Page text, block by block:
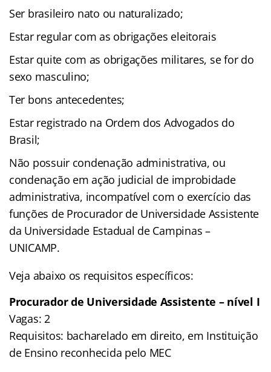
Ser brasileiro nato ou naturalizado;
Estar regular com as obrigações eleitorais
Estar quite com as obrigações militares, se for do
sexo masculino;
Ter bons antecedentes;
Estar registrado na Ordem dos Advogados do
Brasil;
Não possuir condenação administrativa, ou
condenação em ação judicial de improbidade
administrativa, incompatível com o exercício das
funções de Procurador de Universidade Assistente
da Universidade Estadual de Campinas –
UNICAMP.
Veja abaixo os requisitos específicos:
Procurador de Universidade Assistente – nível I
Vagas: 2
Requisitos: bacharelado em direito, em Instituição
de Ensino reconhecida pelo MEC